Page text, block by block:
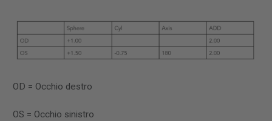
OD = Occhio destro
OS = Occhio sinistro